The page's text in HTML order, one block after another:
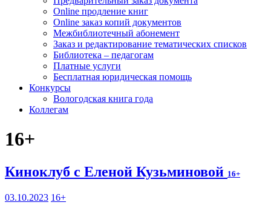
Online продление книг
Online заказ копий документов
Межбиблиотечный абонемент
Заказ и редактирование тематических списков
Библиотека – педагогам
Платные услуги
Бесплатная юридическая помощь
Конкурсы
Вологодская книга года
Коллегам
16+
Киноклуб с Еленой Кузьминовой 16+
03.10.2023 16+